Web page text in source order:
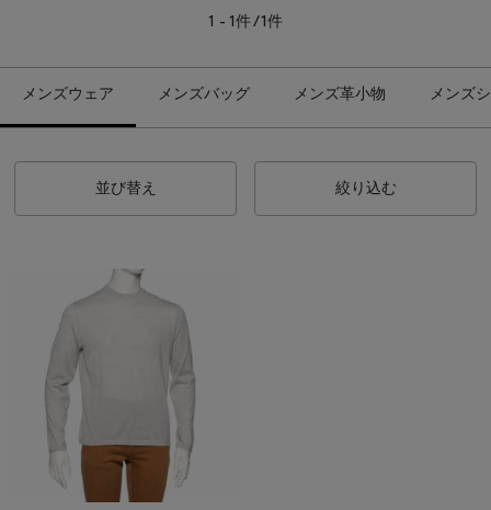
1 - 1件 / 1件
メンズウェア メンズバッグ メンズ革小物 メンズ
並び替え 絞り込む